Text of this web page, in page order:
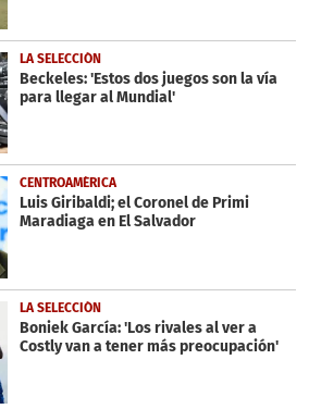
LA SELECCIÓN
Beckeles: 'Estos dos juegos son la vía
para llegar al Mundial'
CENTROAMÉRICA
Luis Giribaldi; el Coronel de Primi
Maradiaga en El Salvador
LA SELECCIÓN
Boniek García: 'Los rivales al ver a
Costly van a tener más preocupación'